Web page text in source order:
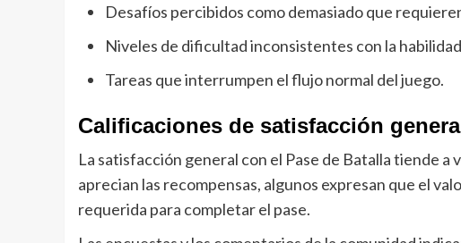
Desafíos percibidos como demasiado que
Niveles de dificultad inconsistentes con la
Tareas que interrumpen el flujo normal del juego.
Calificaciones de satisfacción
La satisfacción general con el Pase de Batalla tiende a
aprecian las recompensas, algunos expresan que el
requerida para completar el pase.